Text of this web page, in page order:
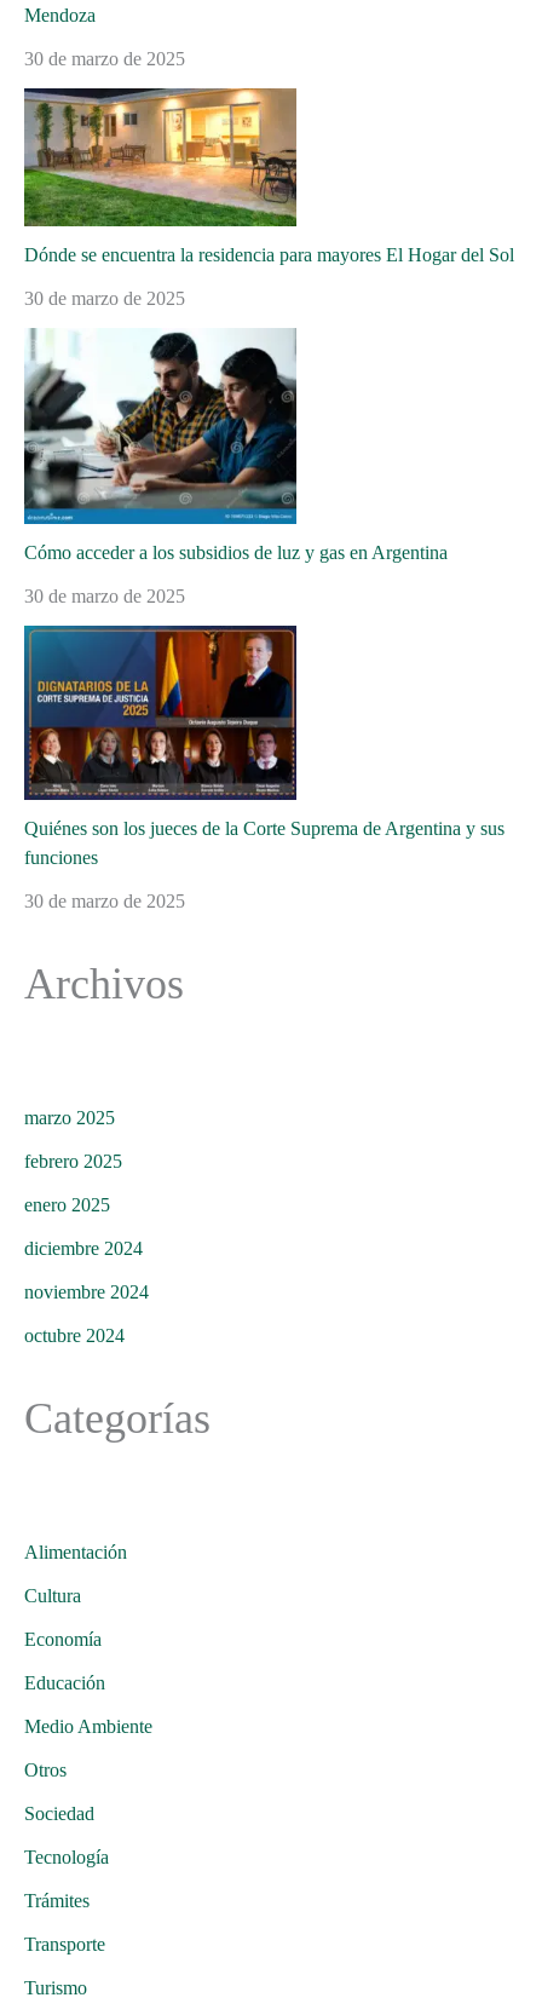
Mendoza
30 de marzo de 2025
Dónde se encuentra la residencia para mayores El Hogar del Sol
30 de marzo de 2025
Cómo acceder a los subsidios de luz y gas en Argentina
30 de marzo de 2025
Quiénes son los jueces de la Corte Suprema de Argentina y sus
funciones
30 de marzo de 2025
Archivos
marzo 2025
febrero 2025
enero 2025
diciembre 2024
noviembre 2024
octubre 2024
Categorías
Alimentación
Cultura
Economía
Educación
Medio Ambiente
Otros
Sociedad
Tecnología
Trámites
Transporte
Turismo